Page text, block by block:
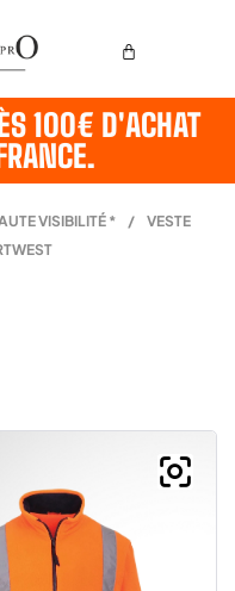
100€ D'ACHAT
VISIBILITÉ * /
VESTE